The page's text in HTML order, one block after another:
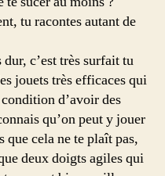
tu racontes autant de
c’est très surfait tu
jouets très efficaces qui
d’avoir des
qu’on peut y jouer
que cela ne te plaît pas,
deux doigts agiles qui